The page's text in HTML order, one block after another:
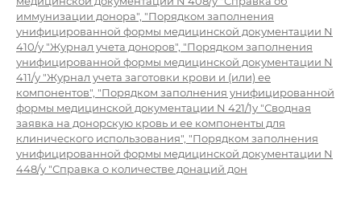
иммунизации донора", "Порядком заполнения
унифицированной формы медицинской документации N
410/у "Журнал учета доноров", "Порядком заполнения
унифицированной формы медицинской документации N
411/у "Журнал учета заготовки крови и (или) ее
компонентов", "Порядком заполнения унифицированной
формы медицинской документации N 421/1у "Сводная
заявка на донорскую кровь и ее компоненты для
клинического использования", "Порядком заполнения
унифицированной формы медицинской документации N
448/у "Справка о количестве донаций дон